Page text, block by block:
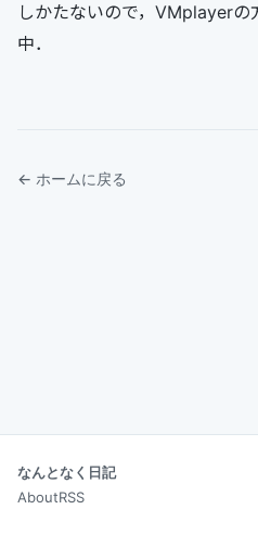
しかたないので，VMplayer
中．
← ホームに戻る
なんとなく日記
AboutRSS